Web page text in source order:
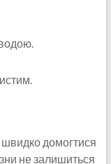
домогтися
не залишиться